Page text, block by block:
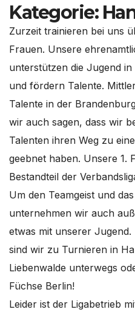
Kategorie:
Zurzeit trainieren bei uns
Frauen. Unsere
unterstützen die Jugend
und fördern Talente.
Talente in der
wir auch sagen, dass wir
Talenten ihren Weg zu
geebnet haben. Unsere 1.
Bestandteil der
Um den Teamgeist und
unternehmen wir auch
etwas mit unserer
sind wir zu Turnieren in
Liebenwalde unterwegs
Füchse Berlin!
Leider ist der Ligabetrieb